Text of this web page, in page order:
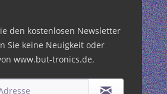
den kostenlosen Newsletter
Sie keine Neuigkeit oder
www.but-tronics.de.